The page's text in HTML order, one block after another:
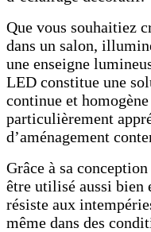
Que vous souhaitiez
dans un salon,
une enseigne
LED constitue une
continue et
particulièrement
d’aménagement
Grâce à sa
être utilisé aussi bien
résiste aux
même dans des